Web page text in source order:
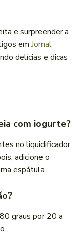
e surpreender a
em Jornal
delícias e dicas
com iogurte?
no liquidificador,
adicione o
espátula.
graus por 20 a